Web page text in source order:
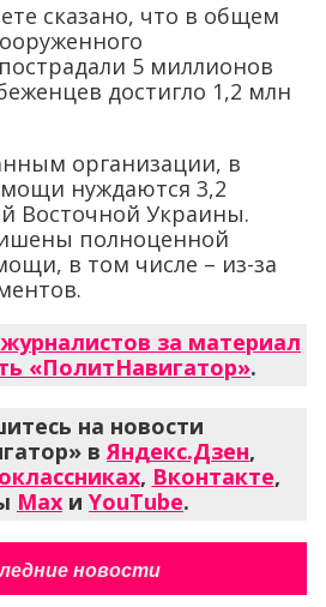
сказано, что в общем
5 миллионов
достигло 1,2 млн
организации, в
нуждаются 3,2
Восточной Украины.
полноценной
в том числе – из-за
за материал
«ПолитНавигатор».
на новости
вЯндекс.Дзен,
, Вконтакте,
Max и YouTube.
новости